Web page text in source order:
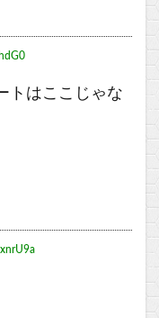
トはここじゃな